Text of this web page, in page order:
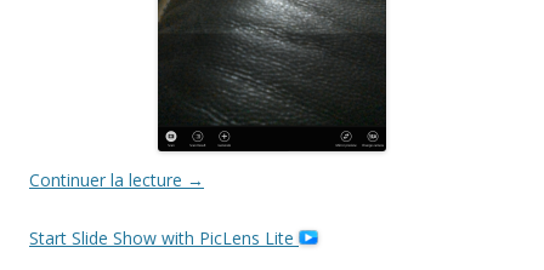
Continuer la lecture →
Start Slide Show with PicLens Lite